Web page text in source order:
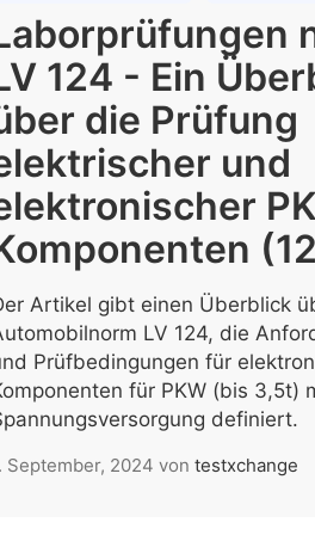
124 - Ein
die Prüfung
und
Artikel gibt einen Überblick
LV 124, die
Prüfbedingungen für
für PKW (bis 3,5t)
definiert.
September, 2024 von testxchange